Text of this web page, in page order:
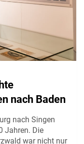
nach Baden
nach Singen
Jahren. Die
war nicht nur